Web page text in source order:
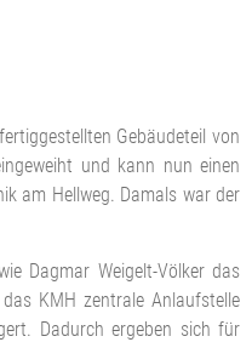
Gebäudeteil von
und kann nun einen
am Hellweg. Damals war der
Dagmar Weigelt-Völker das
KMH zentrale Anlaufstelle
Dadurch ergeben sich für